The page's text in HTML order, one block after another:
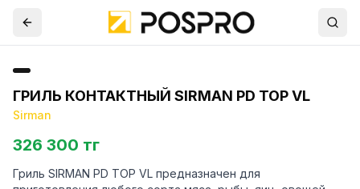
ГРИЛЬ КОНТАКТНЫЙ SIRMAN PD TOP VL
Sirman
326 300 тг
Гриль SIRMAN PD TOP VL предназначен для